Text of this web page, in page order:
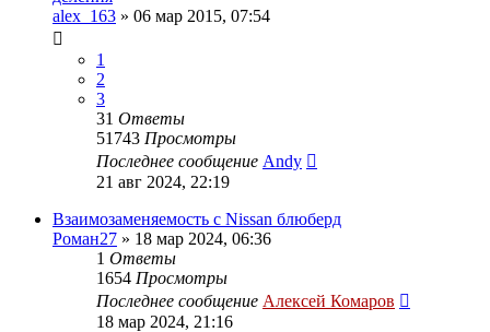
alex_163 » 06 мар 2015, 07:54
1
2
3
31 Ответы
51743 Просмотры
Последнее сообщение Andy
21 авг 2024, 22:19
Взаимозаменяемость с Nissan блюберд
Роман27 » 18 мар 2024, 06:36
1 Ответы
1654 Просмотры
Последнее сообщение Алексей Комаров
18 мар 2024, 21:16